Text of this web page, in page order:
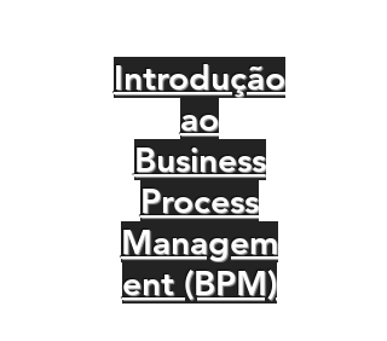
Introdução
ao
Business
Process
Managem
ent (BPM)